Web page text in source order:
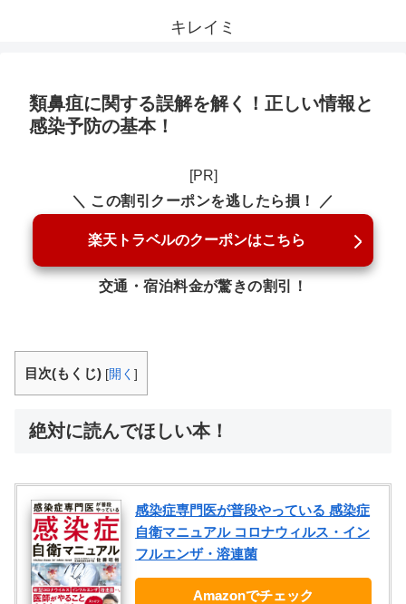
キレイミ
類鼻疽に関する誤解を解く！正しい情報と
感染予防の基本！
[PR]
＼ この割引クーポンを逃したら損！ ／
楽天トラベルのクーポンはこちら
交通・宿泊料金が驚きの割引！
目次(もくじ) [開く ]
絶対に読んでほしい本！
感染症専門医が普段やっている 感染症
自衛マニュアル コロナウィルス・イン
フルエンザ・溶連菌
Amazonでチェック